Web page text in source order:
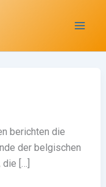
berichten die
der belgischen
[…]